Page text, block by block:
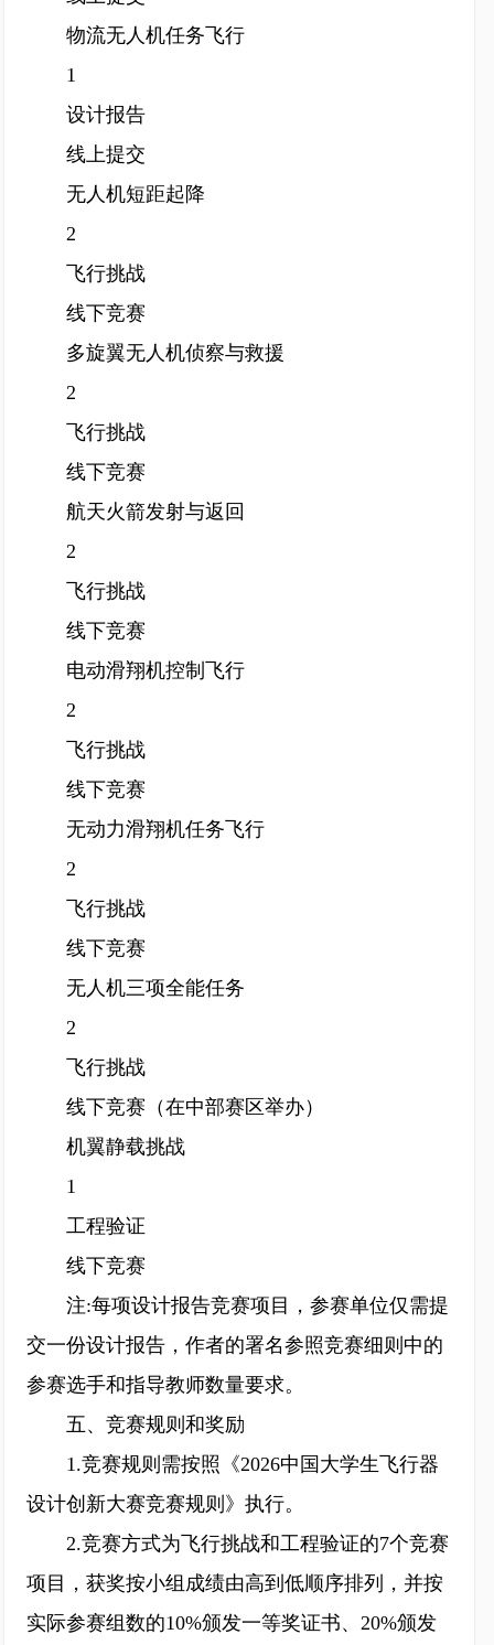
物流无人机任务飞行
1
设计报告
线上提交
无人机短距起降
2
飞行挑战
线下竞赛
多旋翼无人机侦察与救援
2
飞行挑战
线下竞赛
航天火箭发射与返回
2
飞行挑战
线下竞赛
电动滑翔机控制飞行
2
飞行挑战
线下竞赛
无动力滑翔机任务飞行
2
飞行挑战
线下竞赛
无人机三项全能任务
2
飞行挑战
线下竞赛（在中部赛区举办）
机翼静载挑战
1
工程验证
线下竞赛
注:每项设计报告竞赛项目，参赛单位仅需提
交一份设计报告，作者的署名参照竞赛细则中的
参赛选手和指导教师数量要求。
五、竞赛规则和奖励
1.竞赛规则需按照《2026中国大学生飞行器
设计创新大赛竞赛规则》执行。
2.竞赛方式为飞行挑战和工程验证的7个竞赛
项目，获奖按小组成绩由高到低顺序排列，并按
实际参赛组数的10%颁发一等奖证书、20%颁发